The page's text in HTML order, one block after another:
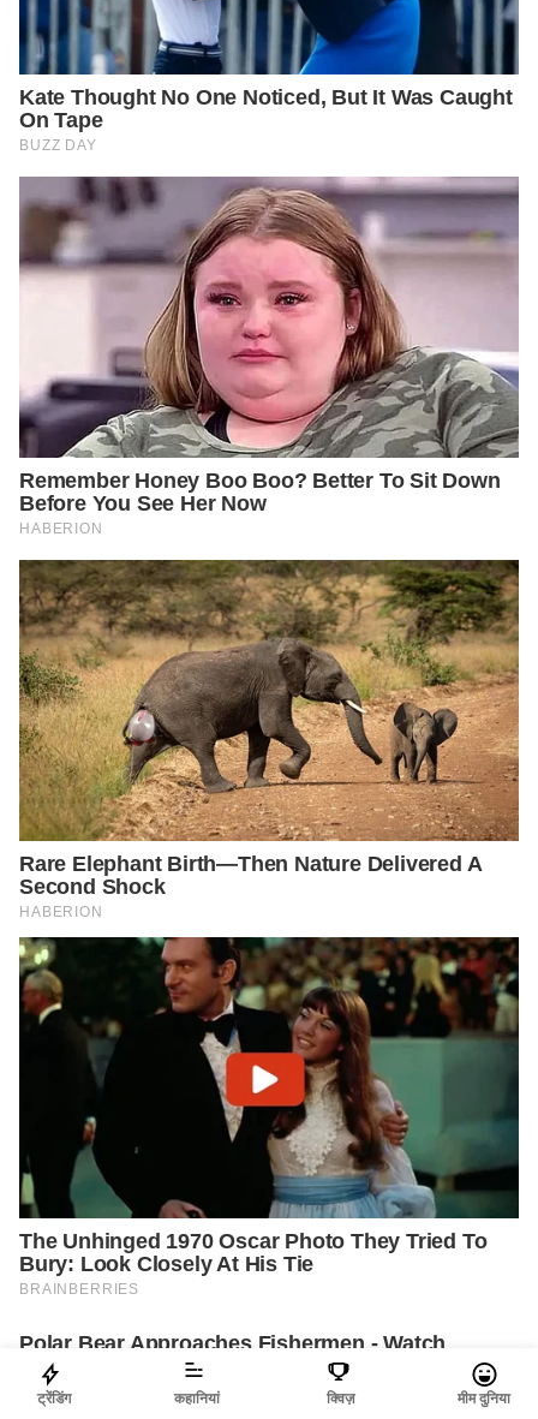
ट्रेंडिंग कहानियां क्विज़ मीम दुनिया